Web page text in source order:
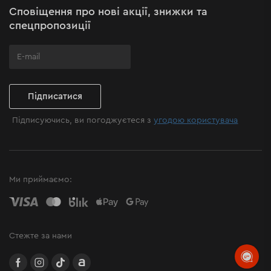
Поширені запитання
Сповіщення про нові акції, знижки та
спецпропозиції
Підписатися
Підписуючись, ви погоджуєтеся зугодою користувача
Ми приймаємо:
Стежте за нами
facebookinstagramTikTokAllegro